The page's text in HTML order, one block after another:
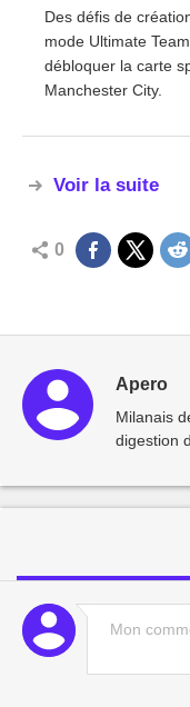
Des défis de
mode Ultimate
débloquer la carte
Manchester City.
Voir la suite
0
Apero
Milanais
digestion